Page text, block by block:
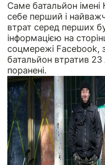
Саме батальйон імені
себе перший і
втрат серед перших
інформацією на
соцмережі Facebook,
батальйон втратив
поранені.